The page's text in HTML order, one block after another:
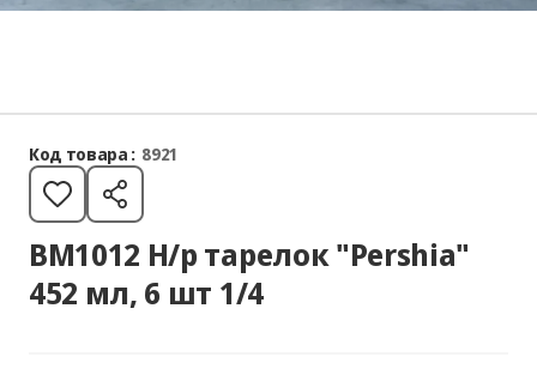
Код товара : 8921
BM1012 Н/р тарелок "Pershia"
452 мл, 6 шт 1/4